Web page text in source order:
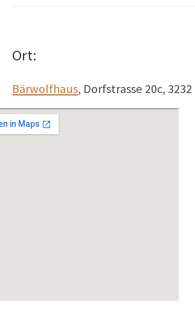
Ort:
Bärwolfhaus, Dorfstrasse 20c,